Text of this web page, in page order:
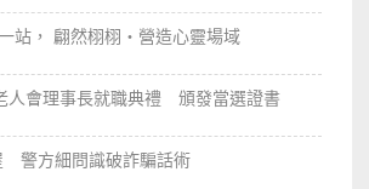
站， 翩然栩栩・營造心靈場域
人會理事長就職典禮 頒發當選證書
警方細問識破詐騙話術